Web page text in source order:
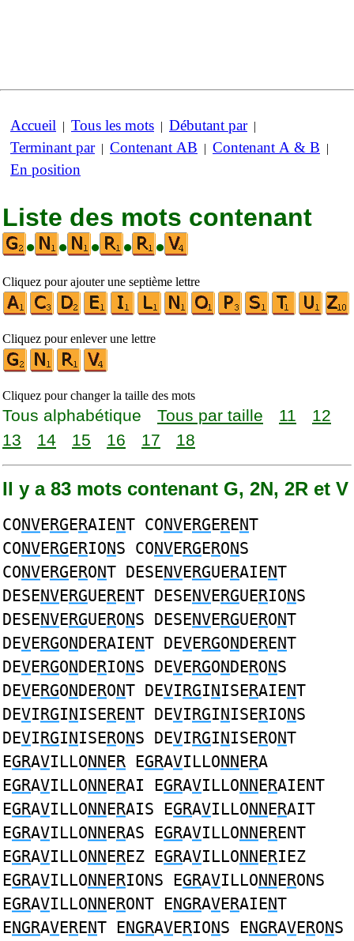
Accueil | Tous les mots | Débutant par|
Terminant par| Contenant AB | Contenant A & B |
En position
Liste des mots contenant
•
• • • •
Cliquez pour ajouter une septième lettre
Cliquez pour enlever une lettre
Cliquez pour changer la taille des mots
Tous alphabétique Tous par taille 11
12
13
14 15 16 17 18
Il y a 83 mots contenant G, 2N, 2R et V
CONVERGERAIENT CONVERGERENT
CONVERGERIONS CONVERGERONS
CONVERGERONT DESENVERGUERAIENT
DESENVERGUERENT DESENVERGUERIONS
DESENVERGUERONS DESENVERGUERONT
DEVERGONDERAIENT DEVERGONDERENT
DEVERGONDERIONS DEVERGONDERONS
DEVERGONDERONT DEVIRGINISERAIENT
DEVIRGINISERENT DEVIRGINISERIONS
DEVIRGINISERONS DEVIRGINISERONT
EGRAVILLONNER EGRAVILLONNERA
EGRAVILLONNERAI EGRAVILLONNERAIENT
EGRAVILLONNERAIS EGRAVILLONNERAIT
EGRAVILLONNERAS EGRAVILLONNERENT
EGRAVILLONNEREZ EGRAVILLONNERIEZ
EGRAVILLONNERIONS EGRAVILLONNERONS
EGRAVILLONNERONT ENGRAVERAIENT
ENGRAVERENT ENGRAVERIONS ENGRAVERONS